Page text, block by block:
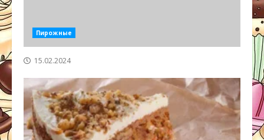
Пирожные
15.02.2024